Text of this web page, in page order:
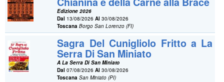
Edizione 2026
Dal 13/08/2026Al 30/08/2026
Toscana Borgo San Lorenzo (FI)
Sagra Del Cunigliolo Fritto a La
Serra Di San Miniato
A La Serra Di San Miniato
Dal 07/08/2026Al 30/08/2026
Toscana San Miniato (PI)